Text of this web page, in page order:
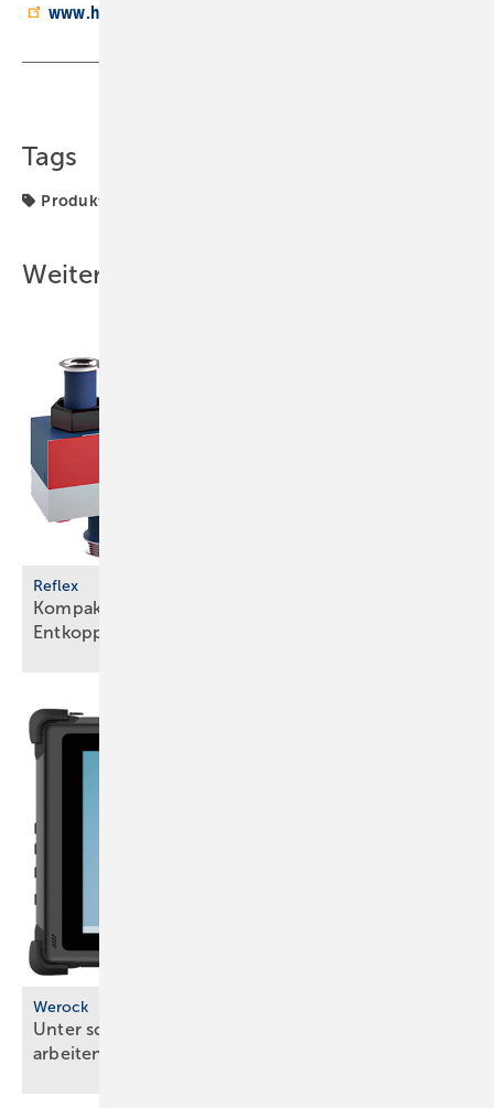
www.homecomfort.resideo.com/de
Tags
Produkte
Weitere Inhalte
Reflex
Kompakte Einheit zur hydraulischen
Entkopplung
Werock
Unter schwierigen Bedingungen mobil gut
arbeiten